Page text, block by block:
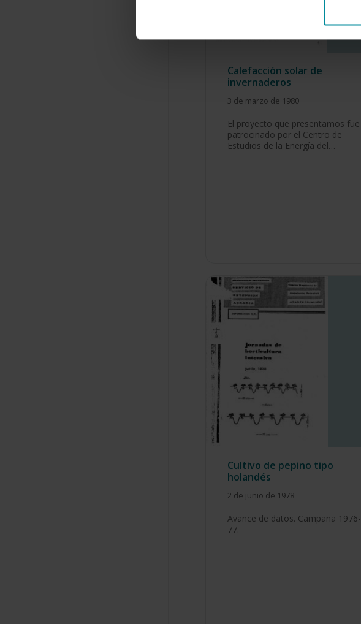
Calefacción solar de
invernaderos
3 de marzo de 1980
El proyecto que presentamos fue
patrocinado por el Centro de
Estudios de la Energía del…
Cultivo de pepino tipo
holandés
2 de junio de 1978
Avance de datos. Campaña 1976-
77.